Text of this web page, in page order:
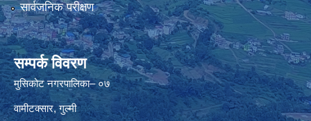
सार्वजनिक परीक्षण
सम्पर्क विवरण
मुसिकोट नगरपालिका– ०७
वामीटक्सार, गुल्मी